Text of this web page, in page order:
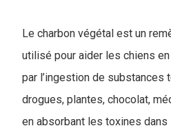
Le charbon végétal est un
utilisé pour aider les chiens
par l’ingestion de substances
drogues, plantes, chocolat,
en absorbant les toxines